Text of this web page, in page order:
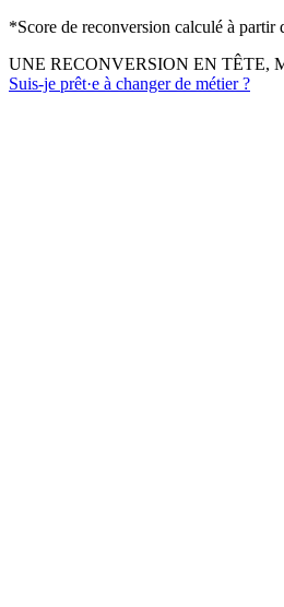
*Score de reconversion calculé à partir
UNE RECONVERSION EN TÊTE,
Suis-je prêt·e à changer de métier ?